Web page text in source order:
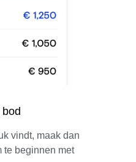
vindt, maak dan
te beginnen met